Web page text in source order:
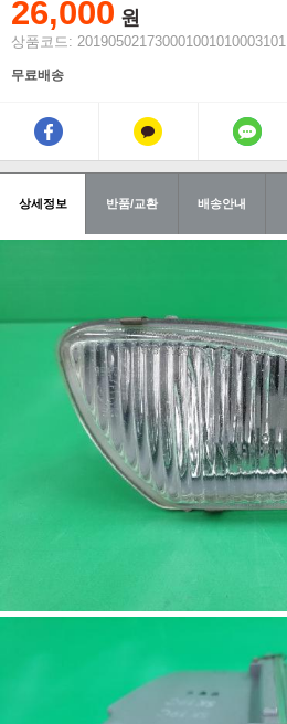
26,000 원
상품코드: 201905021730001001010003101
무료배송
상세정보 반품/교환 배송안내